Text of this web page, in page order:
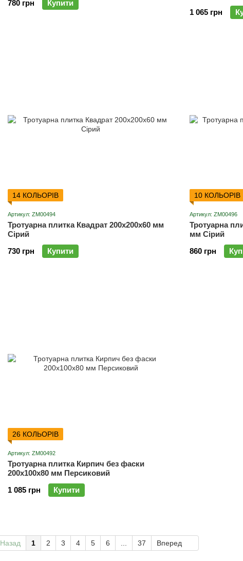
780 грн
Купити
1 065 грн
14 КОЛЬОРІВ
Артикул: ZM00494
Тротуарна плитка Квадрат 200х200х60 мм
Сірий
730 грн
Купити
10 КОЛЬОРІВ
Артикул: ZM00496
Тротуарна
мм Сірий
860 грн
26 КОЛЬОРІВ
Артикул: ZM00492
Тротуарна плитка Кирпич без фаски
200х100х80 мм Персиковий
1 085 грн
Купити
Назад 1 2 3 4 5 6 37 Вперед